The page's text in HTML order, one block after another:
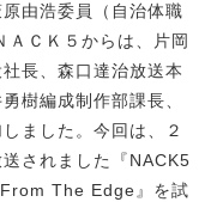
由浩委員（自治体職
ＡＣＫ５からは、片岡
長、森口達治放送本
樹編成制作部課長、
ました。今回は、２
されました『NACK5
The Edge』を試